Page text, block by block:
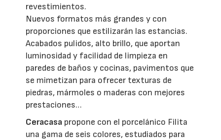
revestimientos.
Nuevos formatos más grandes y con
proporciones que estilizarán las estancias.
Acabados pulidos, alto brillo, que aportan
luminosidad y facilidad de limpieza en
paredes de baños y cocinas, pavimentos que
se mimetizan para ofrecer texturas de
piedras, mármoles o maderas con mejores
prestaciones…
Ceracasa propone con el porcelánico Filita
una gama de seis colores, estudiados para